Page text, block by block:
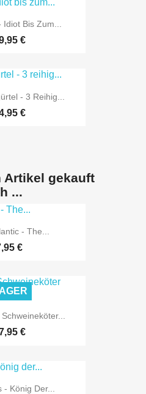
Idiot Bis Zum...
€
- 3 Reihig...
€
Artikel gekauft
...
- The...
€
€
König Der...